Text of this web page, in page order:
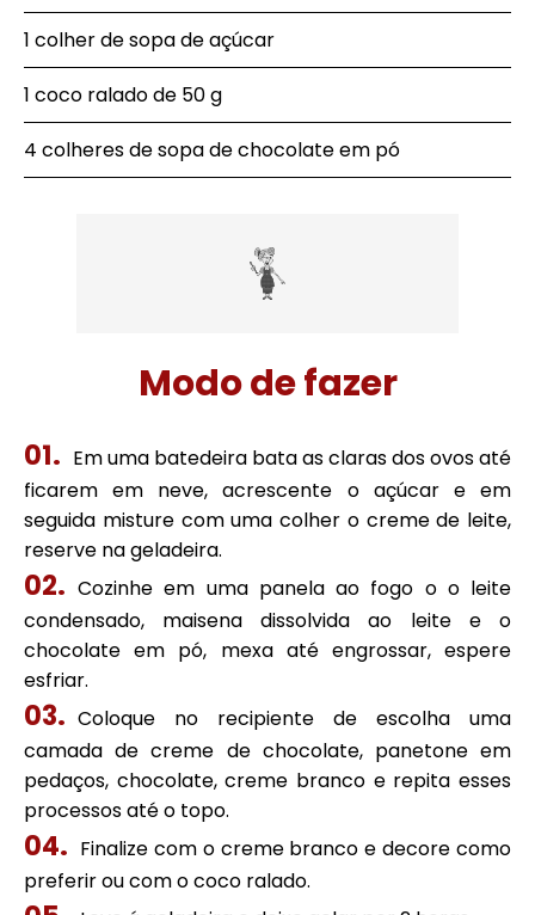
1 colher de sopa de açúcar
1 coco ralado de 50 g
4 colheres de sopa de chocolate em pó
Modo de fazer
Em uma batedeira bata as claras dos ovos até
ficarem em neve, acrescente o açúcar e em
seguida misture com uma colher o creme de leite,
reserve na geladeira.
Cozinhe em uma panela ao fogo o o leite
condensado, maisena dissolvida ao leite e o
chocolate em pó, mexa até engrossar, espere
esfriar.
Coloque no recipiente de escolha uma
camada de creme de chocolate, panetone em
pedaços, chocolate, creme branco e repita esses
processos até o topo.
Finalize com o creme branco e decore como
preferir ou com o coco ralado.